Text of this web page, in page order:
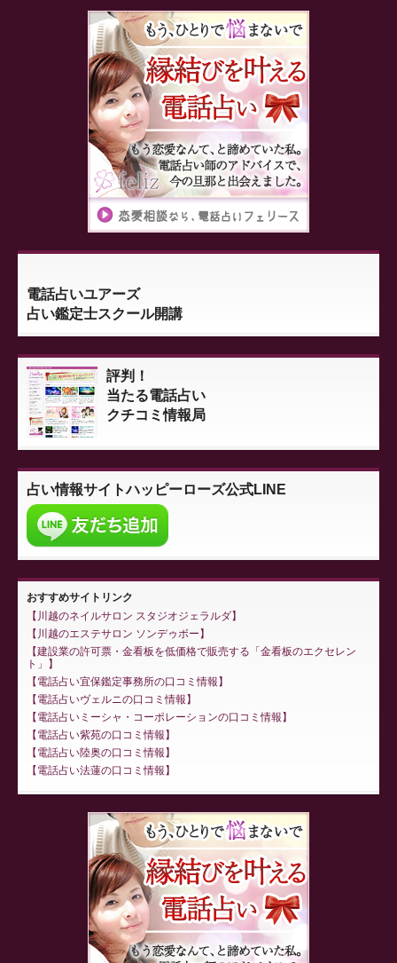
電話占いユアーズ
占い鑑定士スクール開講
評判！
当たる電話占い
クチコミ情報局
占い情報サイトハッピーローズ公式LINE
おすすめサイトリンク
川越のネイルサロン スタジオジェラルダ
川越のエステサロン ソンデゥボー
建設業の許可票・金看板を低価格で販売する「金看板のエクセレン
ト」
電話占い宜保鑑定事務所の口コミ情報
電話占いヴェルニの口コミ情報
電話占いミーシャ・コーポレーションの口コミ情報
電話占い紫苑の口コミ情報
電話占い陸奥の口コミ情報
電話占い法蓮の口コミ情報